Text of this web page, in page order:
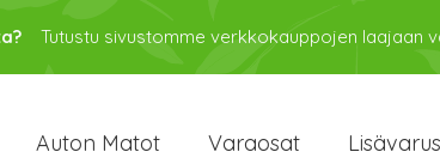
Tutustu sivustomme verkkokauppojen laajaan
Auton Matot Varaosat